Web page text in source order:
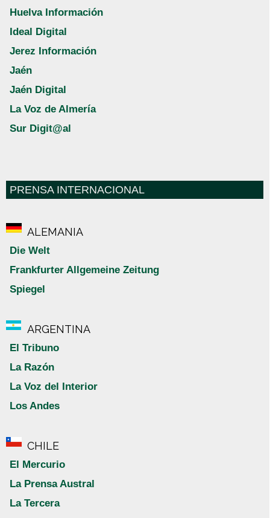
Huelva Información
Ideal Digital
Jerez Información
Jaén
Jaén Digital
La Voz de Almería
Sur Digit@al
PRENSA INTERNACIONAL
ALEMANIA
Die Welt
Frankfurter Allgemeine Zeitung
Spiegel
ARGENTINA
El Tribuno
La Razón
La Voz del Interior
Los Andes
CHILE
El Mercurio
La Prensa Austral
La Tercera